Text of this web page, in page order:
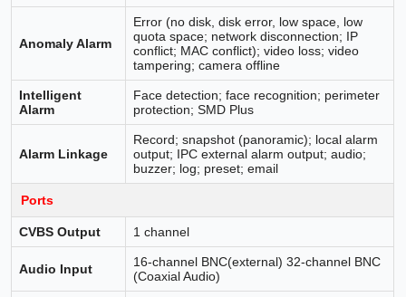
Anomaly Alarm
Error (no disk, disk error, low space, low
quota space; network disconnection; IP
conflict; MAC conflict); video loss; video
tampering; camera offline
Intelligent
Alarm
Face detection; face recognition; perimeter
protection; SMD Plus
Alarm Linkage
Record; snapshot (panoramic); local alarm
output; IPC external alarm output; audio;
buzzer; log; preset; email
Ports
CVBS Output 1 channel
Audio Input
16-channel BNC(external) 32-channel BNC
(Coaxial Audio)